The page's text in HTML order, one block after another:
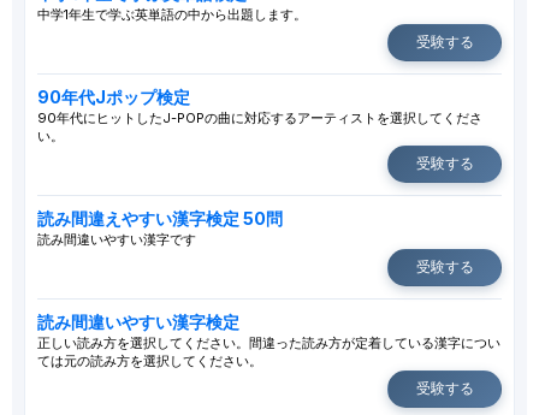
中学1年生で学ぶ英単語の中から出題します。
受験する
90年代Jポップ検定
90年代にヒットしたJ-POPの曲に対応するアーティストを選択してくださ
い。
受験する
読み間違えやすい漢字検定 50問
読み間違いやすい漢字です
受験する
読み間違いやすい漢字検定
正しい読み方を選択してください。間違った読み方が定着している漢字につい
ては元の読み方を選択してください。
受験する